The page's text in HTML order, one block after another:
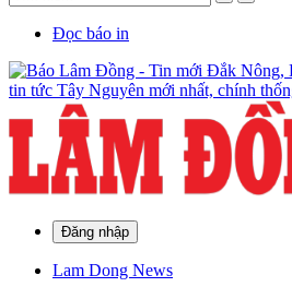
Đọc báo in
Đăng nhập
Lam Dong News